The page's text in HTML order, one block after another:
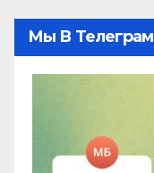
Мы В Телеграм